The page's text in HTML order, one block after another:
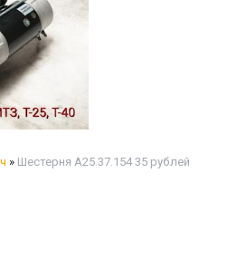
» Шестерня А25.37.154 35 рублей